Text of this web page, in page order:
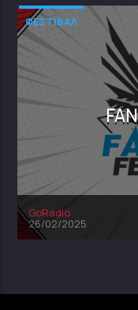
ΦΕΣΤΙΒΑΛ
GoRadio
26/02/2025